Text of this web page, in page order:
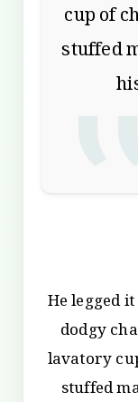
cup of
stuffed
He legged
dodgy
lavatory
stuffed